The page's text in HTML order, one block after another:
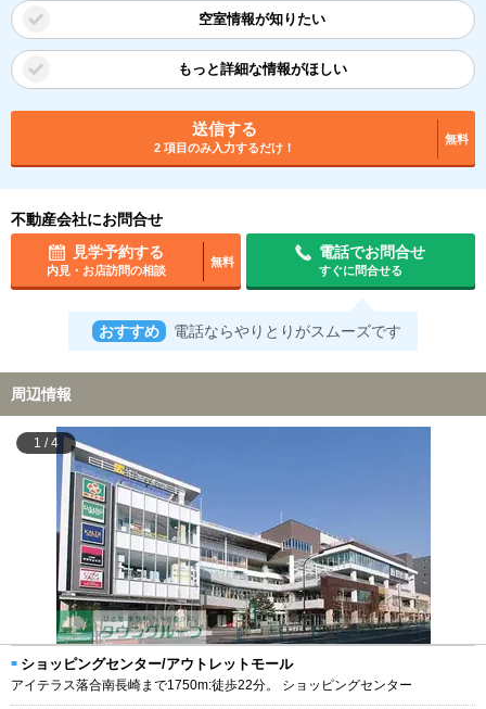
空室情報が知りたい
もっと詳細な情報がほしい
送信する
2 項目のみ入力するだけ！
無料
不動産会社にお問合せ
見学予約する
内見・お店訪問の相談
無料
電話でお問合せ
すぐに問合せる
おすすめ 電話ならやりとりがスムーズです
周辺情報
1 /4
ショッピングセンター/アウトレットモール
アイテラス落合南長崎まで1750m:徒歩22分。 ショッピングセンター